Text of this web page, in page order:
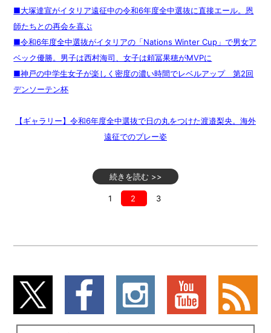
■大塚達宣がイタリア遠征中の令和6年度全中選抜に直接エール。恩
師たちとの再会を喜ぶ
■令和6年度全中選抜がイタリアの「Nations Winter Cup」で男女ア
ベック優勝。男子は西村海司、女子は頼冨果穂がMVPに
■神戸の中学生女子が楽しく密度の濃い時間でレベルアップ 第2回
デンソーテン杯
【ギャラリー】令和6年度全中選抜で日の丸をつけた渡邉梨央。海外
遠征でのプレー姿
続きを読む >>
1 2 3